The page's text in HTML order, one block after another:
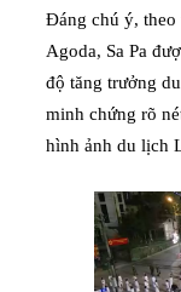
Đáng chú ý, theo
Agoda, Sa Pa
độ tăng trưởng
minh chứng rõ
hình ảnh du lịch